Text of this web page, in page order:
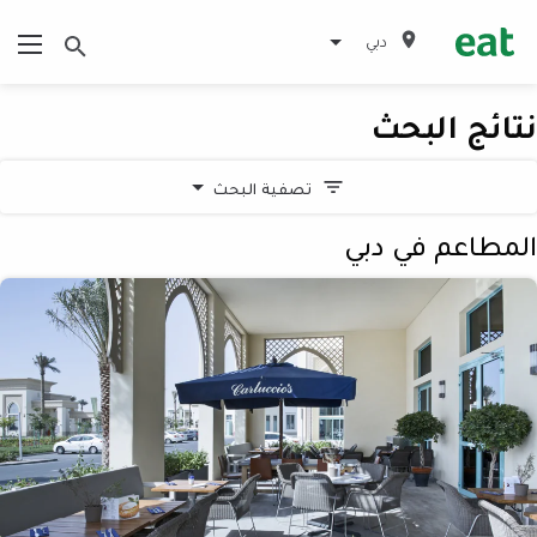
دبي
نتائج البحث
تصفية البحث
المطاعم في دبي